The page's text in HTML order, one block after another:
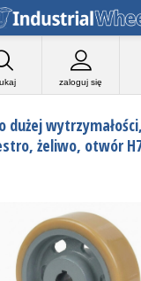
zaloguj się
dużej
żeliwo, otwór